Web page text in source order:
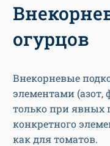
огурцов
Внекорневые
элементами (азот,
только при явных
конкретного
как для томатов.